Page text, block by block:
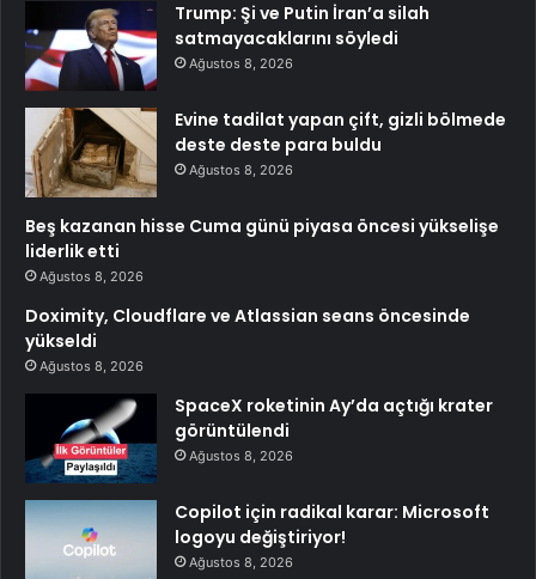
Trump: Şi ve Putin İran’a silah
satmayacaklarını söyledi
Ağustos 8, 2026
Evine tadilat yapan çift, gizli bölmede
deste deste para buldu
Ağustos 8, 2026
Beş kazanan hisse Cuma günü piyasa öncesi yükselişe
liderlik etti
Ağustos 8, 2026
Doximity, Cloudflare ve Atlassian seans öncesinde
yükseldi
Ağustos 8, 2026
SpaceX roketinin Ay’da açtığı krater
görüntülendi
Ağustos 8, 2026
Copilot için radikal karar: Microsoft
logoyu değiştiriyor!
Ağustos 8, 2026